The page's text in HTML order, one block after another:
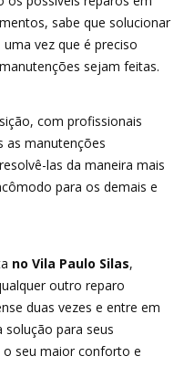
sabe que solucionar
vez que é preciso
sejam feitas.
com profissionais
as manutenções
las da maneira mais
para os demais e
no Vila Paulo Silas,
outro reparo
duas vezes e entre em
para seus
o seu maior conforto e